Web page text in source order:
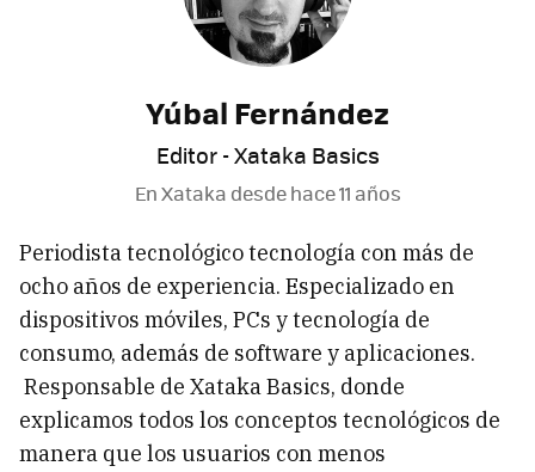
Yúbal Fernández
Editor - Xataka Basics
En Xataka desdehace 11 años
Periodista tecnológico tecnología con más de
ocho años de experiencia. Especializado en
dispositivos móviles, PCs y tecnología de
consumo, además de software y aplicaciones.
Responsable de Xataka Basics, donde
explicamos todos los conceptos tecnológicos de
manera que los usuarios con menos